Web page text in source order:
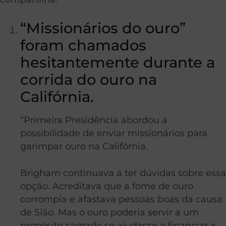
“Missionários do ouro”
foram chamados
hesitantemente durante a
corrida do ouro na
Califórnia.
“Primeira Presidência abordou a
possibilidade de enviar missionários para
garimpar ouro na Califórnia.
Brigham continuava a ter dúvidas sobre essa
opção. Acreditava que a fome de ouro
corrompia e afastava pessoas boas da causa
de Sião. Mas o ouro poderia servir a um